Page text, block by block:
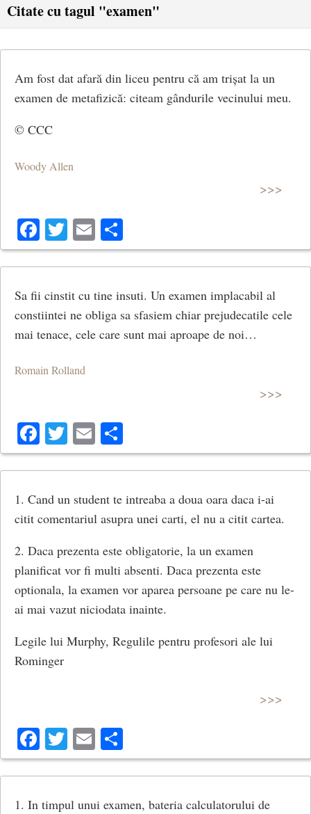
Citate cu tagul "examen"
Am fost dat afară din liceu pentru că am trișat la un
examen de metafizică: citeam gândurile vecinului meu.
© CCC
Woody Allen
>>>
Facebook
Twitter
Email
Sa fii cinstit cu tine insuti. Un examen implacabil al
constiintei ne obliga sa sfasiem chiar prejudecatile cele
mai tenace, cele care sunt mai aproape de noi…
Romain Rolland
>>>
Facebook
Twitter
Email
1. Cand un student te intreaba a doua oara daca i-ai
citit comentariul asupra unei carti, el nu a citit cartea.
2. Daca prezenta este obligatorie, la un examen
planificat vor fi multi absenti. Daca prezenta este
optionala, la examen vor aparea persoane pe care nu le-
ai mai vazut niciodata inainte.
Legile lui Murphy, Regulile pentru profesori ale lui
Rominger
>>>
Facebook
Twitter
Email
1. In timpul unui examen, bateria calculatorului de